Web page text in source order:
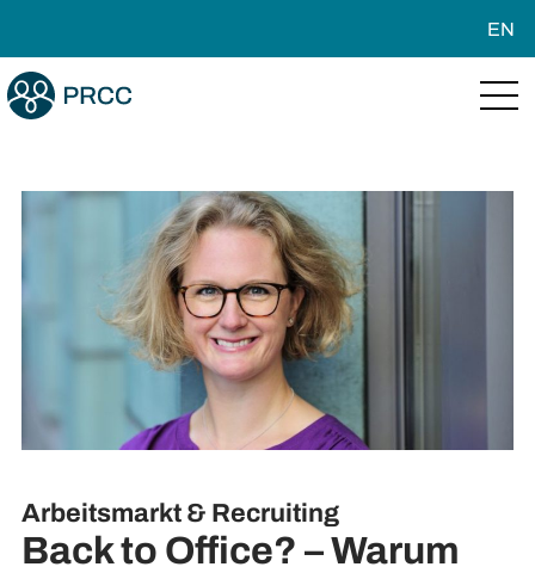
EN
Arbeitsmarkt & Recruiting
Back to Office? – Warum